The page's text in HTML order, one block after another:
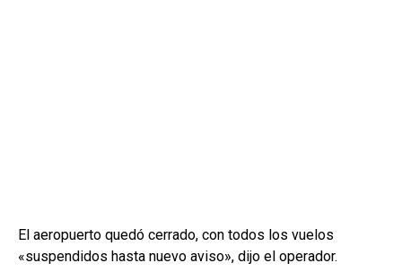
El aeropuerto quedó cerrado, con todos los vuelos
«suspendidos hasta nuevo aviso», dijo el operador.